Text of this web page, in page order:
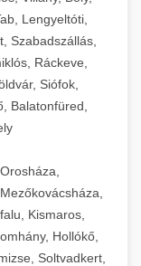
Lengyeltóti,
Szabadszállás,
Ráckeve,
Siófok,
Balatonfüred,
Kismaros,
Hollókő,
Soltvadkert,